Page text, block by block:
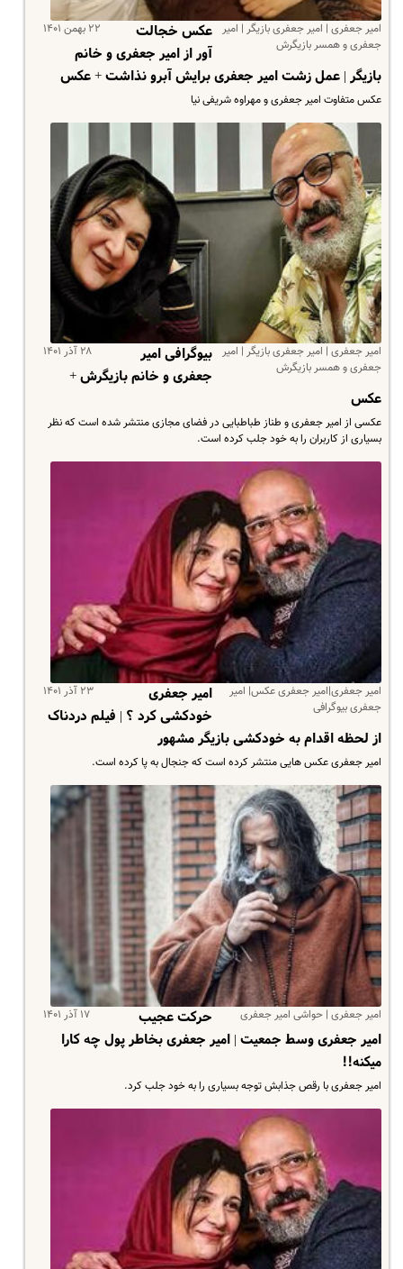
امیر جعفری | امیر جعفری بازیگر | امیر
جعفری و همسر بازیگرش
۲۲ بهمن ۱۴۰۱
عکس خجالت
آور از امیر جعفری و خانم
بازیگر | عمل زشت امیر جعفری برایش آبرو نذاشت + عکس
عکس متفاوت امیر جعفری و مهراوه شریفی نیا
امیر جعفری | امیر جعفری بازیگر | امیر
جعفری و همسر بازیگرش
۲۸ آذر ۱۴۰۱
بیوگرافی امیر
جعفری و خانم بازیگرش +
عکس
عکسی از امیر جعفری و طناز طباطبایی در فضای مجازی منتشر شده است که نظر
بسیاری از کاربران را به خود جلب کرده است.
امیر جعفری|امیر جعفری عکس| امیر
جعفری بیوگرافی
۲۳ آذر ۱۴۰۱
امیر جعفری
خودکشی کرد ؟ | فیلم دردناک
از لحظه اقدام به خودکشی بازیگر مشهور
امیر جعفری عکس هایی منتشر کرده است که جنجال به پا کرده است.
امیر جعفری | حواشی امیر جعفری ۱۷ آذر ۱۴۰۱
حرکت عجیب
امیر جعفری وسط جمعیت | امیر جعفری بخاطر پول چه کارا
میکنه!!
امیر جعفری با رقص جذابش توجه بسیاری را به خود جلب کرد.